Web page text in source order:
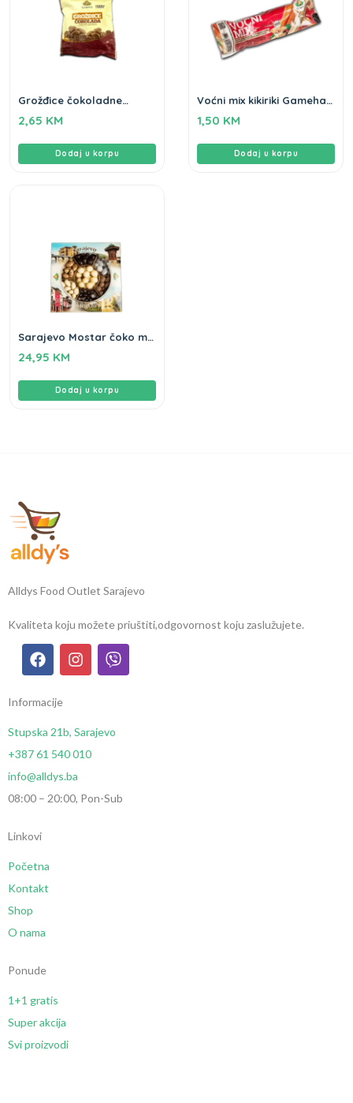
Grožđice čokoladne
2,65 KM
Dodaj u korpu
Voćni mix kikiriki Gameha
1,50 KM
Dodaj u korpu
Sarajevo Mostar čoko mix
24,95 KM
Dodaj u korpu
Alldys Food Outlet Sarajevo
Kvaliteta koju možete priuštiti,odgovornost koju zaslužujete.
Informacije
Stupska 21b, Sarajevo
+387 61 540 010
info@alldys.ba
08:00 – 20:00, Pon-Sub
Linkovi
Početna
Kontakt
Shop
O nama
Ponude
1+1 gratis
Super akcija
Svi proizvodi